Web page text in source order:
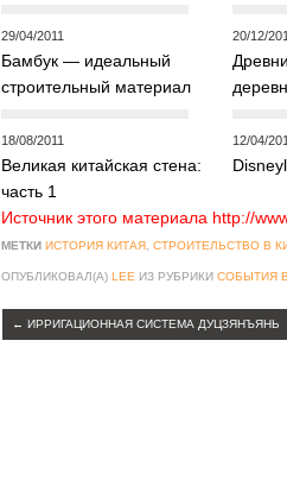
29/04/2011
Бамбук — идеальный
строительный материал
20/12/
18/08/2011
Великая китайская стена:
часть 1
12/04/
Источник этого материала http://
МЕТКИ ИСТОРИЯ КИТАЯ СТРОИТЕЛЬСТВО В
ОПУБЛИКОВАЛ(А) LEE ИЗ РУБРИКИ СОБЫТИЯ
← ИРРИГАЦИОННАЯ СИСТЕМА ДУЦЗЯНЪЯНЬ